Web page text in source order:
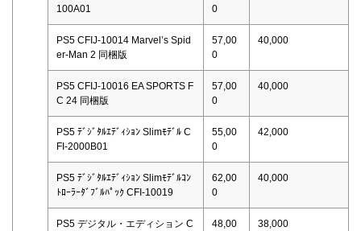
100A01 0
PS5 CFIJ-10014 Marvel’s Spid
er-Man 2 同梱版
57,00
0
40,000
PS5 CFIJ-10016 EA SPORTS F
C 24 同梱版
57,00
0
40,000
PS5 ﾃﾞｼﾞﾀﾙｴﾃﾞｨｼｮﾝ Slimﾓﾃﾞﾙ C
FI-2000B01
55,00
0
42,000
PS5 ﾃﾞｼﾞﾀﾙｴﾃﾞｨｼｮﾝ Slimﾓﾃﾞﾙｺﾝ
ﾄﾛｰﾗｰﾀﾞﾌﾞﾙﾊﾟｯｸ CFI-10019
62,00
0
40,000
PS5 デジタル・エディション C
48,00
38,000